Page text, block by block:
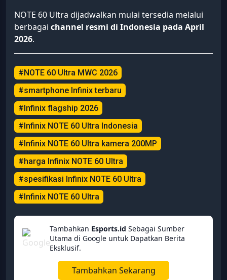
NOTE 60 Ultra dijadwalkan mulai tersedia melalui
berbagai channel resmi di Indonesia pada April
2026.
#NOTE 60 Ultra MWC 2026
#smartphone Infinix terbaru
#Infinix flagship 2026
#Infinix NOTE 60 Ultra Indonesia
#Infinix NOTE 60 Ultra kamera 200MP
#harga Infinix NOTE 60 Ultra
#spesifikasi Infinix NOTE 60 Ultra
#Infinix NOTE 60 Ultra
Tambahkan Esports.id Sebagai Sumber
Utama di Google untuk Dapatkan Berita
Eksklusif.
Tambahkan Sekarang